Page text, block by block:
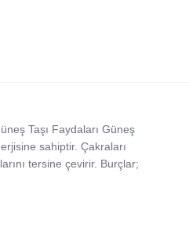
Taşı Faydaları Güneş
sahiptir. Çakraları
tersine çevirir. Burçlar;